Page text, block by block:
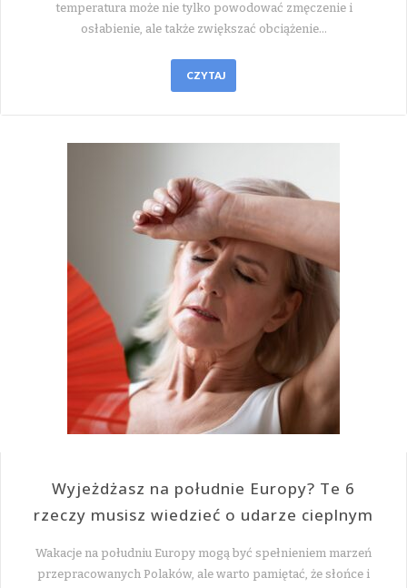
temperatura może nie tylko powodować zmęczenie i
osłabienie, ale także zwiększać obciążenie…
CZYTAJ
Wyjeżdżasz na południe Europy? Te 6
rzeczy musisz wiedzieć o udarze cieplnym
Wakacje na południu Europy mogą być spełnieniem marzeń
przepracowanych Polaków, ale warto pamiętać, że słońce i